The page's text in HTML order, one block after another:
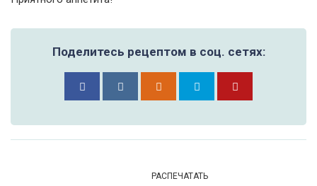
Поделитесь рецептом в соц. сетях:
РАСПЕЧАТАТЬ